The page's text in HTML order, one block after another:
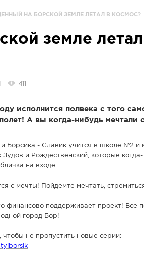
НА БОРСКОЙ ЗЕМЛЕ ЛЕТАЛ В КОСМОС?
земле
411
исполнится полвека с того
А вы когда-нибудь мечтали
Борсика - Славик учится в школе №2 и
Зудов и Рождественский, которые
на входе.
с мечты! Пойдемте мечтать,
финансово поддерживает проект! Все
город Бор!
чтобы не пропустить новые серии: